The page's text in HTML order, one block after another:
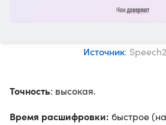
Источник:
Точность: высокая.
Время расшифровки: быстрое